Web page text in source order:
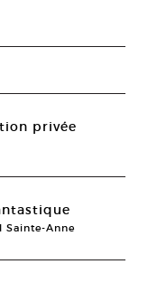
privée
Sainte-Anne